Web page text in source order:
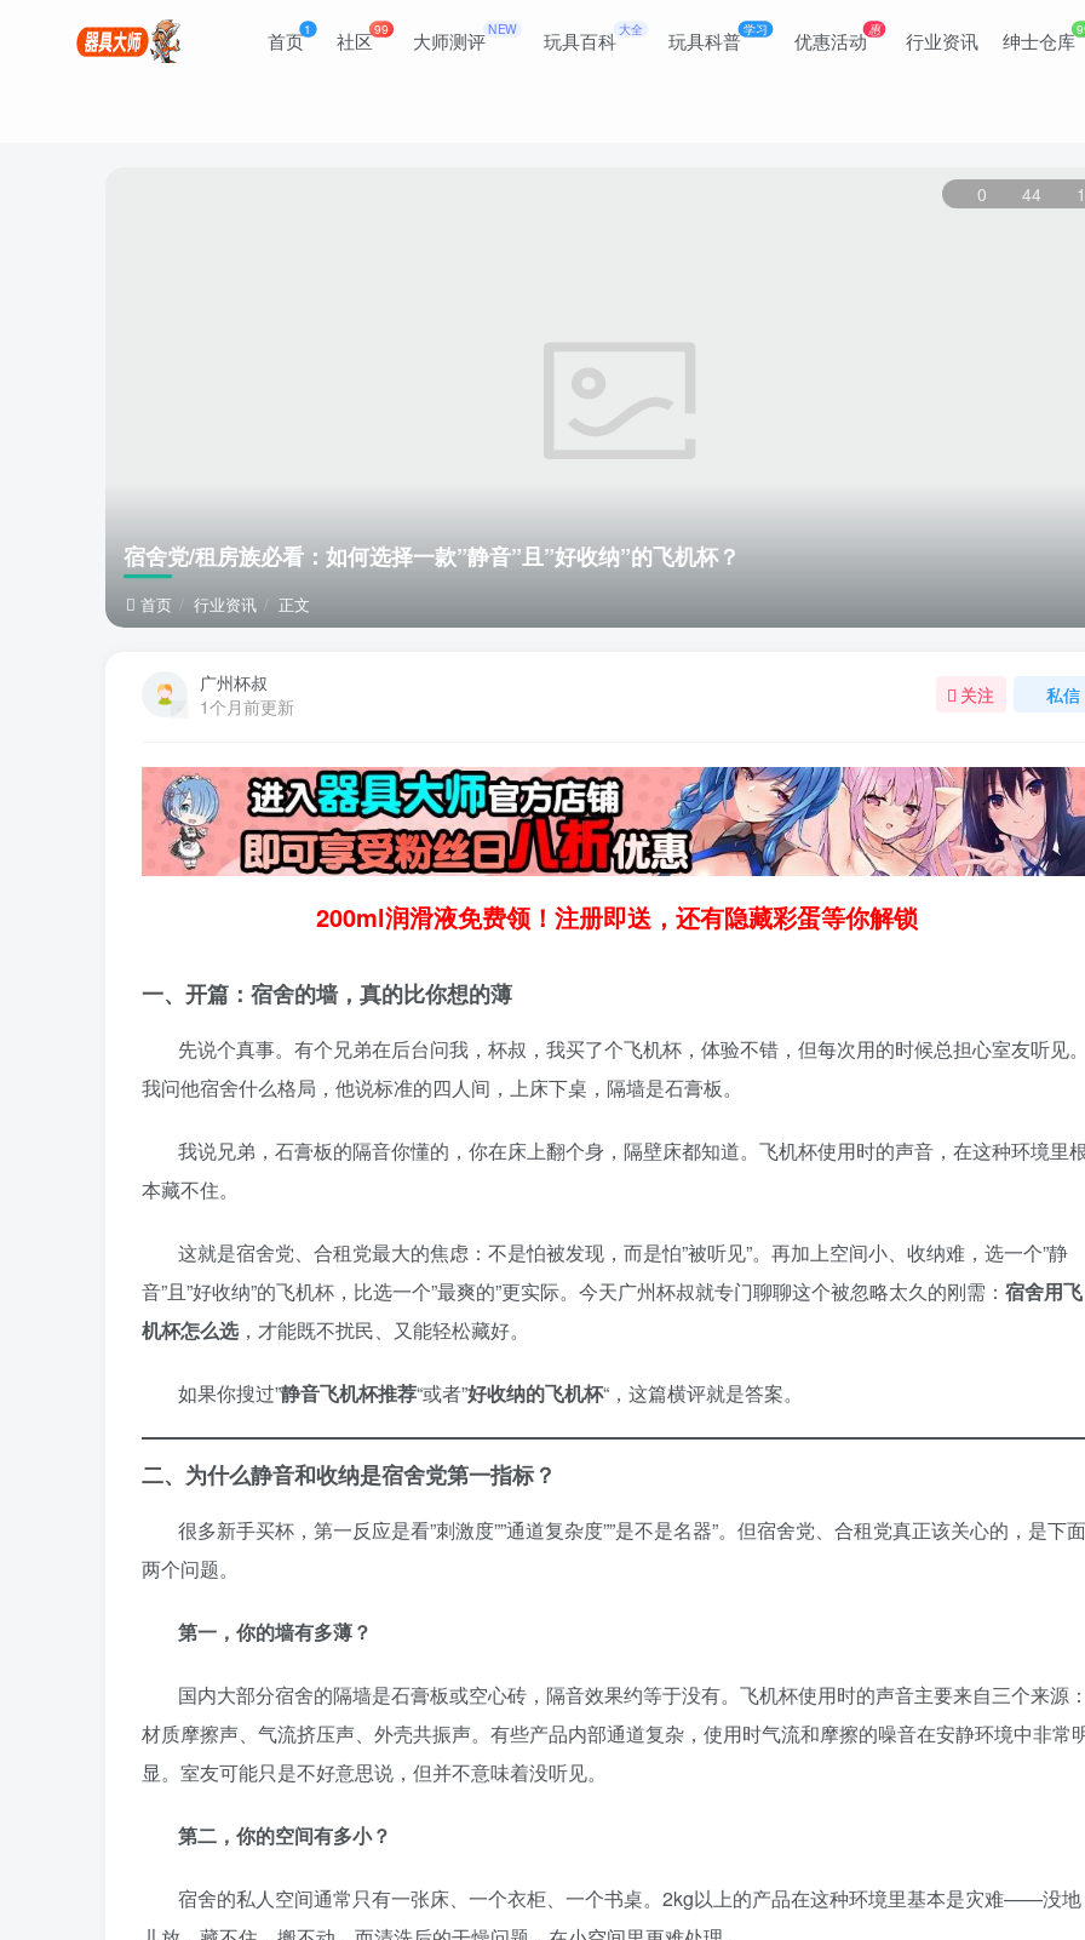
首页1 社区99 大师测评NEW 玩具百科 大全 玩具科普学习 优惠活动惠 行业资讯 绅士仓库
宿舍党/租房族必看：如何选择一款”静音”且”好收纳”的飞机杯？
首页 行业资讯 正文
0 44
广州杯叔
1个月前更新
关注 私信
200ml润滑液免费领！注册即送，还有隐藏彩蛋等你解锁
一、开篇：宿舍的墙，真的比你想的薄
先说个真事。有个兄弟在后台问我，杯叔，我买了个飞机杯，体验不错，但每次用的时候总担心室友听见
我问他宿舍什么格局，他说标准的四人间，上床下桌，隔墙是石膏板。
我说兄弟，石膏板的隔音你懂的，你在床上翻个身，隔壁床都知道。飞机杯使用时的声音，在这种环境里
本藏不住。
这就是宿舍党、合租党最大的焦虑：不是怕被发现，而是怕”被听见”。再加上空间小、收纳难，选一个”静
音”且”好收纳”的飞机杯，比选一个”最爽的”更实际。今天广州杯叔就专门聊聊这个被忽略太久的刚需： 宿舍用飞
机杯怎么选，才能既不扰民、又能轻松藏好。
如果你搜过”静音飞机杯推荐“或者”好收纳的飞机杯“，这篇横评就是答案。
二、为什么静音和收纳是宿舍党第一指标？
很多新手买杯，第一反应是看”刺激度””通道复杂度””是不是名器”。但宿舍党、合租党真正该关心的，是下面
两个问题。
第一，你的墙有多薄？
国内大部分宿舍的隔墙是石膏板或空心砖，隔音效果约等于没有。飞机杯使用时的声音主要来自三个来源
材质摩擦声、气流挤压声、外壳共振声。有些产品内部通道复杂，使用时气流和摩擦的噪音在安静环境中非常
显。室友可能只是不好意思说，但并不意味着没听见。
第二，你的空间有多小？
宿舍的私人空间通常只有一张床、一个衣柜、一个书桌。2kg以上的产品在这种环境里基本是灾难——没地